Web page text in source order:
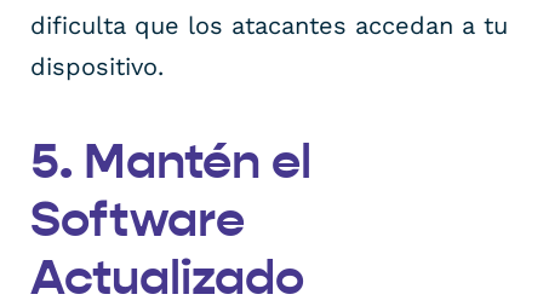
dificulta que los atacantes accedan a tu
dispositivo.
5. Mantén el
Software
Actualizado